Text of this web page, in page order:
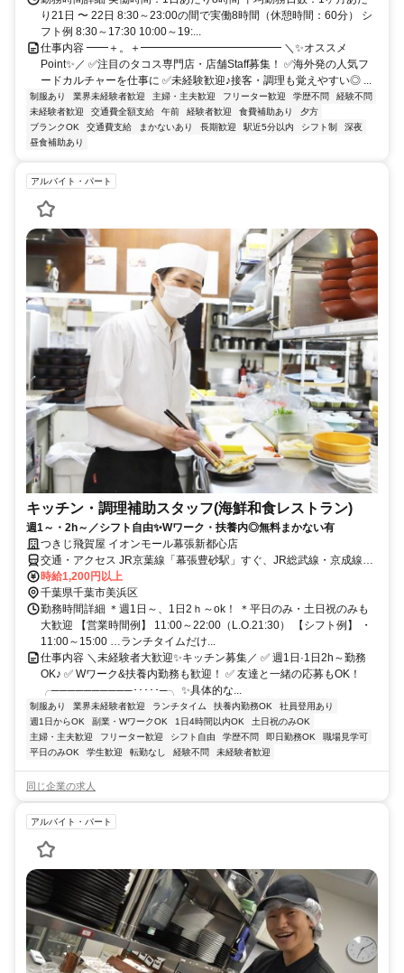
り21日 〜 22日 8:30～23:00の間で実働8時間（休憩時間：60分） シ
フト例 8:30～17:30 10:00～19:...
仕事内容 ━━＋。＋━━━━━━━━━━━━━ ＼✨オススメ
Point✨／ ✅注目のタコス専門店・店舗Staff募集！ ✅海外発の人気フ
ードカルチャーを仕事に ✅未経験歓迎♪接客・調理も覚えやすい◎ ...
制服あり 業界未経験者歓迎 主婦・主夫歓迎 フリーター歓迎 学歴不問
経験不問
未経験者歓迎
交通費全額支給 午前 経験者歓迎 食費補助あり
夕方
ブランクOK
交通費支給 まかないあり 長期歓迎 駅近5分以内 シフト制
深夜
昼食補助あり
アルバイト・パート
キッチン・調理補助スタッフ(海鮮和食レストラン)
週1～・2h～／シフト自由✨Wワーク・扶養内◎無料まかない有
つきじ飛賀屋 イオンモール幕張新都心店
交通・アクセス JR京葉線「幕張豊砂駅」すぐ、JR総武線・京成線
「幕張本郷駅」からバス約8分
時給1,200円以上
千葉県千葉市美浜区
勤務時間詳細 ＊週1日～、1日2ｈ～ok！ ＊平日のみ・土日祝のみも
大歓迎 【営業時間例】 11:00～22:00（L.O.21:30） 【シフト例】 ・
11:00～15:00 …ランチタイムだけ...
仕事内容 ＼未経験者大歓迎✨キッチン募集／ ✅ 週1日·1日2h～勤務
OK♪ ✅ Wワーク&扶養内勤務も歓迎！ ✅ 友達と一緒の応募もOK！
╭──────────･････─╮ ✨具体的な...
制服あり 業界未経験者歓迎 ランチタイム 扶養内勤務OK
社員登用あり
週1日からOK
副業・WワークOK 1日4時間以内OK
土日祝のみOK
主婦・主夫歓迎
フリーター歓迎 シフト自由 学歴不問 即日勤務OK
職場見学可
平日のみOK
学生歓迎 転勤なし 経験不問 未経験者歓迎
同じ企業の求人
アルバイト・パート